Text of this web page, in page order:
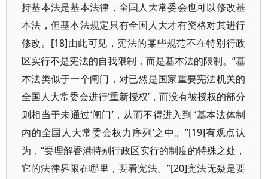
持基本法是基本法律，全国人大常委会也可以修改基
本法，但基本法规定只有全国人大才有资格对其进行
修改。[18]由此可见，宪法的某些规范不在特别行政
区实行不是宪法的自我限制，而是基本法的限制。“基
本法类似于一个闸门，对已然是国家重要宪法机关的
全国人大常委会进行‘重新授权’，而没有被授权的部分
则相当于未通过‘闸门’，从而不得进入到 ‘基本法体制
内的全国人大常委会权力序列’之中。”[19]有观点认
为，“要理解香港特别行政区实行的制度的特殊之处，
它的法律界限在哪里，要看宪法。”[20]宪法无疑是要